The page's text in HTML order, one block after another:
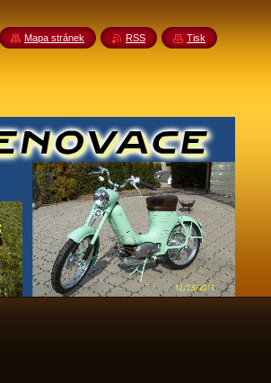
Mapa stránek RSS Tisk